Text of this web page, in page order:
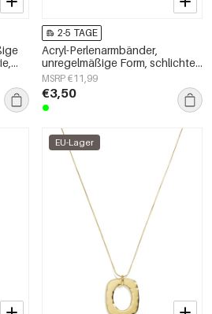
2-5 TAGE
Acryl-Perlenarmbänder,
unregelmäßige Form, schlichte
Alltagsserie, Damenschmuck
MSRP €11,99
€3,50
EU-Lager